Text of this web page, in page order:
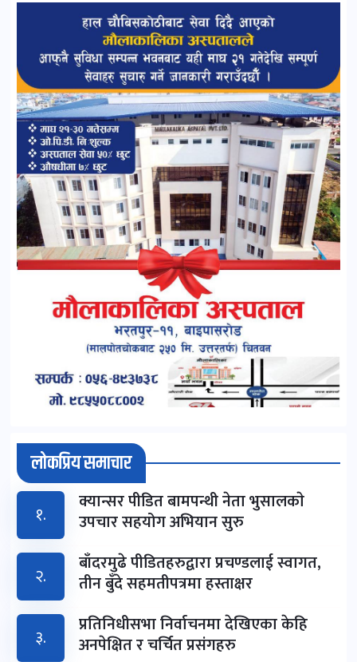
लोकप्रिय समाचार
१. क्यान्सर पीडित बामपन्थी नेता भुसालकाे
उपचार सहयोग अभियान सुरु
२.
बाँदरमुढे पीडितहरुद्वारा प्रचण्डलाई स्वागत,
तीन बुँदे सहमतीपत्रमा हस्ताक्षर
३.
प्रतिनिधीसभा निर्वाचनमा देखिएका केहि
अनपेक्षित र चर्चित प्रसंगहरु